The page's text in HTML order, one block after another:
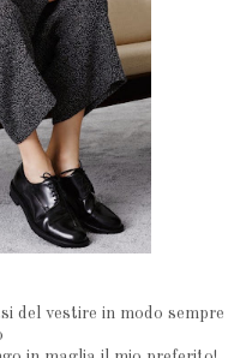
del vestire in modo sempre